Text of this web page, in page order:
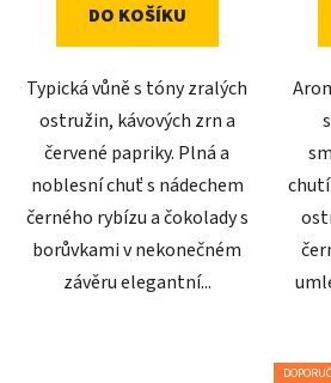
DO KOŠÍKU
Typická vůně s tóny zralých
ostružin, kávových zrn a
červené papriky. Plná a
noblesní chuť s nádechem
černého rybízu a čokolady s
borůvkami v nekonečném
závěru elegantní...